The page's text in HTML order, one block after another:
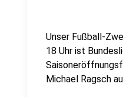
Unser Fußball-
18 Uhr ist
Michael Ragsch